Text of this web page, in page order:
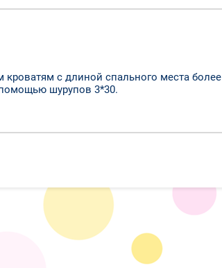
с длиной спального места более
шурупов 3*30.